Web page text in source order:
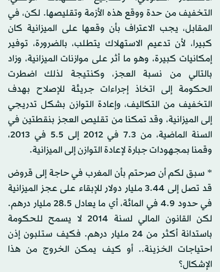
التخفيف من حدة ووقع هذه الأزمة وتقليصها. لكن، في
المقابل، يجب الاعتراف بأن وقعها على الميزانية كان
كبيرا، لأن تدعيم الاستهلاك يتطلب، بالضرورة، توفير
إمكانيات كبيرة، وهو ما أثر على موازنات الميزانية، وزاد
بالتالي من نسبة العجز، وكنتيجة لذلك اضطرت
الحكومة إلى اتخاذ إجراءات جريئة للإصلاح بهدف
التخفيف من التكاليف، وإعادة التوازن بشكل تدريجي
إلى الميزانية، وقد تمكنا من تقليص العجز بنقطتين في
السنة الماضية، من 7.3 في 2012 إلى 5.5 في 2013،
وقمنا بمجهودات جبارة لإعادة التوازن إلى الميزانية.
* سبق لكم أن صرحتم بأن المغرب في حاجة إلى قروض
قد تصل إلى 3.44 مليار دولار للإبقاء على عجز الميزانية
في حدود 4.9 في المائة، أي ما يعادل 28.5 مليار درهم.
لكن القانون المالي لسنة 2014 لا يسمح للحكومة
باستدانة أكثر من 24 مليار درهم. فكيف ستلبون إذن
احتياجات الخزينة.. أو كيف يمكن الخروج من هذا
الإشكال؟